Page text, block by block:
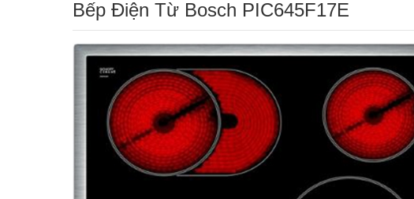
Bếp Điện Từ Bosch PIC645F17E